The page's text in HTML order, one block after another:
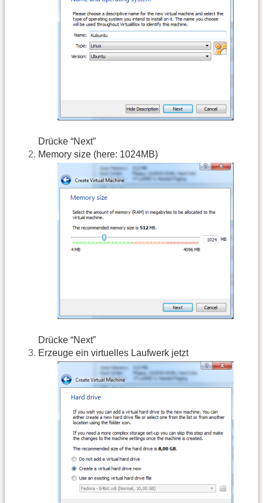
Drücke “Next”
Memory size (here: 1024MB)
Drücke “Next”
Erzeuge ein virtuelles Laufwerk jetzt